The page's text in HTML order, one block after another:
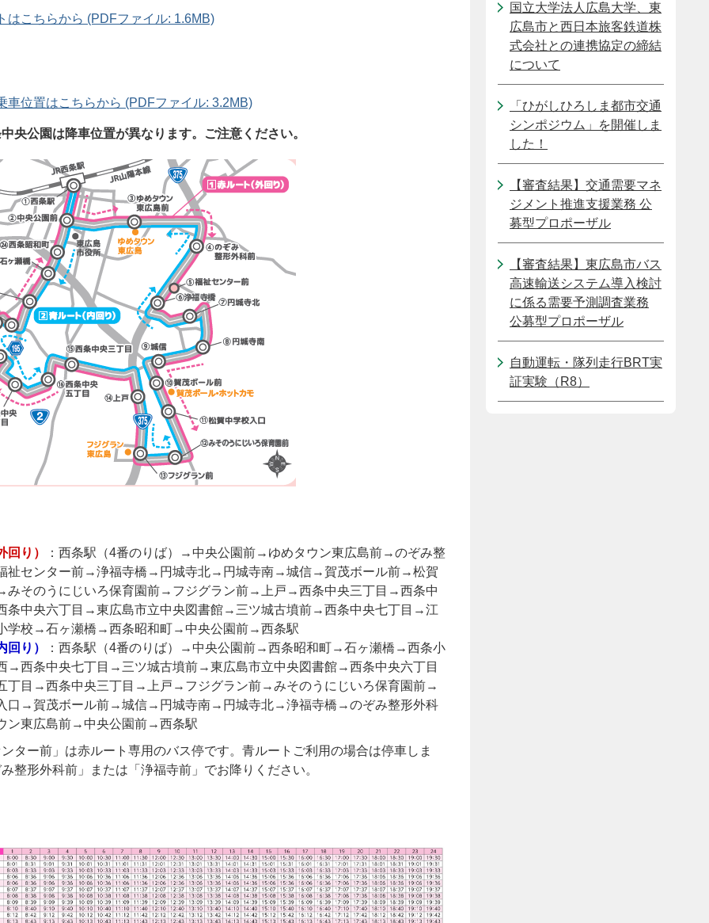
はこちらから (PDFファイル: 1.6MB)
車位置はこちらから (PDFファイル: 3.2MB)
央公園は降車位置が異なります。ご注意ください。
回り）
：西条駅（4番のりば）→中央公園前→ゆめタウン東広島前→のぞみ整
祉センター前→浄福寺橋→円城寺北→円城寺南→城信→賀茂ボール前→松賀
みそのうにじいろ保育園前→フジグラン前→上戸→西条中央三丁目→西条中
条中央六丁目→東広島市立中央図書館→三ツ城古墳前→西条中央七丁目→江
学校→石ヶ瀬橋→西条昭和町→中央公園前→西条駅
回り）
：西条駅（4番のりば）→中央公園前→西条昭和町→石ヶ瀬橋→西条小
→西条中央七丁目→三ツ城古墳前→東広島市立中央図書館→西条中央六丁目
丁目→西条中央三丁目→上戸→フジグラン前→みそのうにじいろ保育園前→
口→賀茂ボール前→城信→円城寺南→円城寺北→浄福寺橋→のぞみ整形外科
ン東広島前→中央公園前→西条駅
ター前」は赤ルート専用のバス停です。青ルートご利用の場合は停車しま
整形外科前」または「浄福寺前」でお降りください。
国立大学法人広島大学、東
広島市と西日本旅客鉄道株
式会社との連携協定の締結
について
「ひがしひろしま都市交通
シンポジウム」を開催しま
した！
【審査結果】交通需要マネ
ジメント推進支援業務 公
募型プロポーザル
【審査結果】東広島市バス
高速輸送システム導入検討
に係る需要予測調査業務
公募型プロポーザル
自動運転・隊列走行BRT実
証実験（R8）